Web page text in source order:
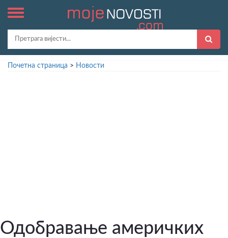
Почетна страница > Новости
Одобравање америчких